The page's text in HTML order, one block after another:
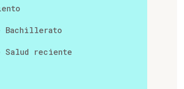
Bachillerato
reciente